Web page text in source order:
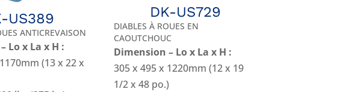
US389
ANTICREVAISON
Lo x La x H :
(13 x 22 x
DK-US729
DIABLES À ROUES EN
CAOUTCHOUC
Dimension – Lo x La x H :
305 x 495 x 1220mm (12 x 19
1/2 x 48 po.)